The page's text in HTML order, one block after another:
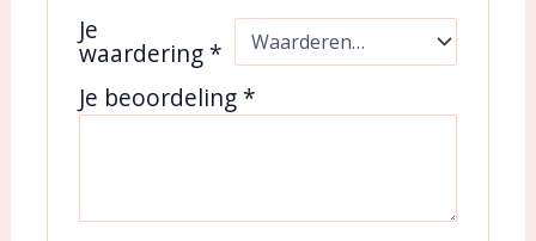
Je
waardering *
Je beoordeling *